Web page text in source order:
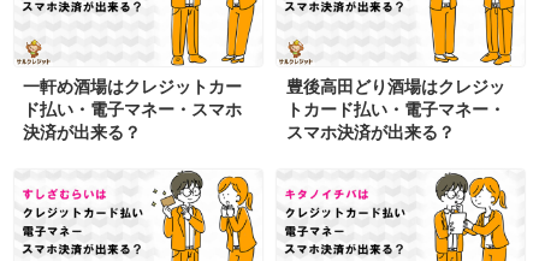
一軒め酒場はクレジットカー
ド払い・電子マネー・スマホ
決済が出来る？
豊後高田どり酒場はクレジッ
トカード払い・電子マネー・
スマホ決済が出来る？